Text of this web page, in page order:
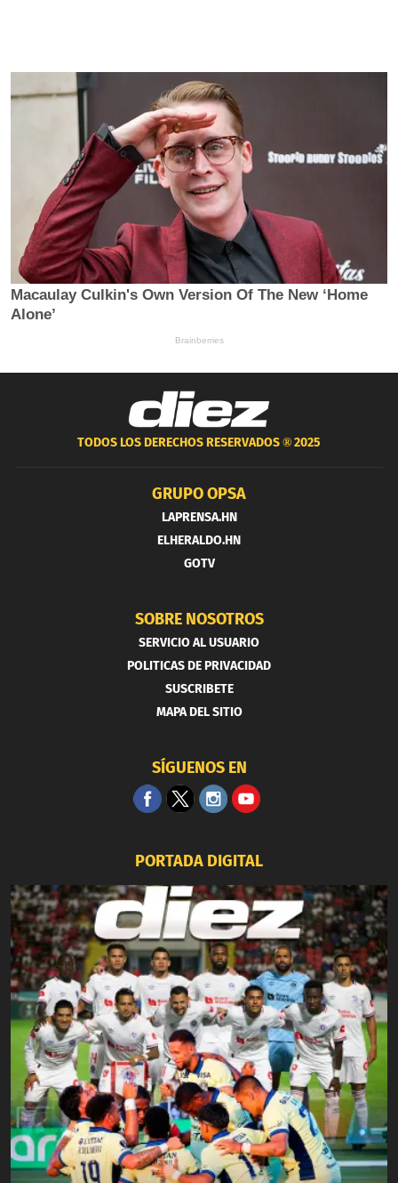
TODOS LOS DERECHOS RESERVADOS ®2025
GRUPO OPSA
LAPRENSA.HN
ELHERALDO.HN
GOTV
SOBRE NOSOTROS
SERVICIO AL USUARIO
POLITICAS DE PRIVACIDAD
SUSCRIBETE
MAPA DEL SITIO
SÍGUENOS EN
PORTADA DIGITAL